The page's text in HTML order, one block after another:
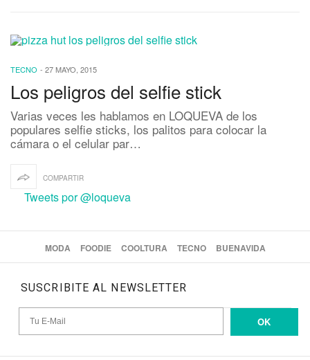
TECNO - 27 MAYO, 2015
Los peligros del selfie stick
Varias veces les hablamos en LOQUEVA de los
populares selfie sticks, los palitos para colocar la
cámara o el celular par…
COMPARTIR
Tweets por @loqueva
MODA FOODIE COOLTURA TECNO BUENAVIDA
SUSCRIBITE AL NEWSLETTER
OK